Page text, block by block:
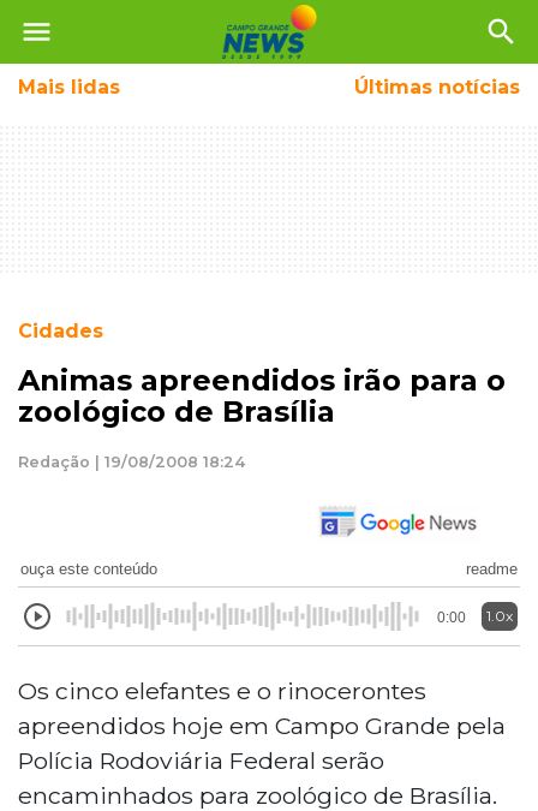
menu search
Mais lidas Últimas notícias
Cidades
Animas apreendidos irão para o
zoológico de Brasília
Redação | 19/08/2008 18:24
ouça este conteúdo readme
0:00 1.0x
Os cinco elefantes e o rinocerontes
apreendidos hoje em Campo Grande pela
Polícia Rodoviária Federal serão
encaminhados para zoológico de Brasília.